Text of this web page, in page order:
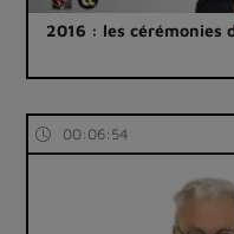
2016 : les cérémonies
00:06:54